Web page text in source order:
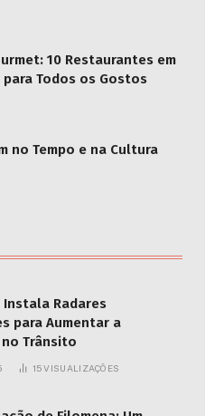
10 Restaurantes em
para Todos os Gostos
no Tempo e na Cultura
Instala Radares
para Aumentar a
Trânsito
15VISUALIZAÇÕES